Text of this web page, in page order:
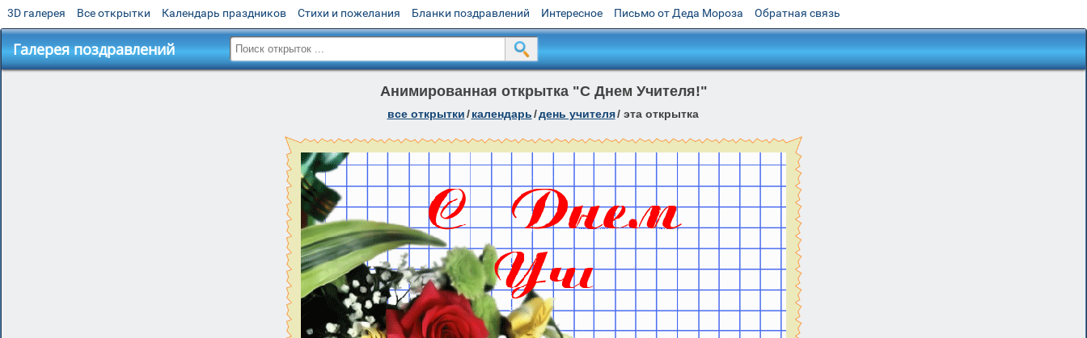
3D галерея Все открытки Календарь праздников Стихи и пожелания Бланки поздравлений Интересное Письмо от Деда Мороза Обратная связь
Галерея поздравлений
Анимированная открытка "С Днем Учителя!"
все открытки/ календарь/день учителя/ эта открытка